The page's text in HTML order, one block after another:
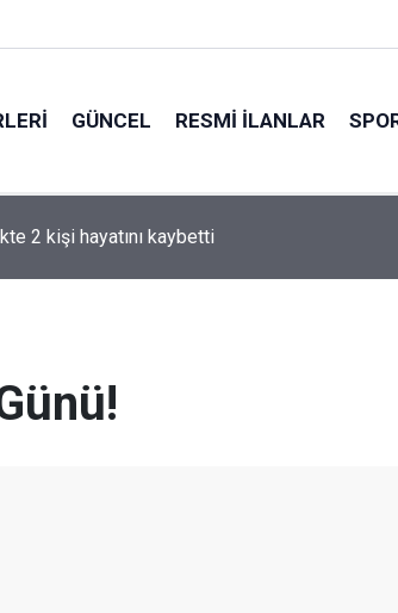
GÜNCEL RESMI İLANLAR
tepki